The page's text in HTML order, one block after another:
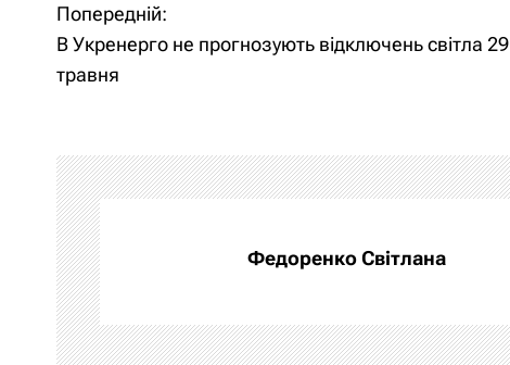
Н
а
і
г
а
ц
і
Попередній:
В Укренерго не прогнозують відключень світла 29
травня
Федоренко Світлана